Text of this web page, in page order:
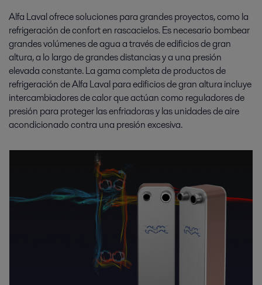
Alfa Laval ofrece soluciones para grandes proyectos, como la
refrigeración de confort en rascacielos. Es necesario bombear
grandes volúmenes de agua a través de edificios de gran
altura, a lo largo de grandes distancias y a una presión
elevada constante. La gama completa de productos de
refrigeración de Alfa Laval para edificios de gran altura incluye
intercambiadores de calor que actúan como reguladores de
presión para proteger las enfriadoras y las unidades de aire
acondicionado contra una presión excesiva.